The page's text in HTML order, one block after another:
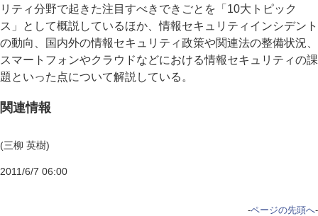
リティ分野で起きた注目すべきできごとを「10大トピック
ス」として概説しているほか、情報セキュリティインシデント
の動向、国内外の情報セキュリティ政策や関連法の整備状況、
スマートフォンやクラウドなどにおける情報セキュリティの課
題といった点について解説している。
関連情報
(三柳 英樹)
2011/6/7 06:00
-ページの先頭へ-